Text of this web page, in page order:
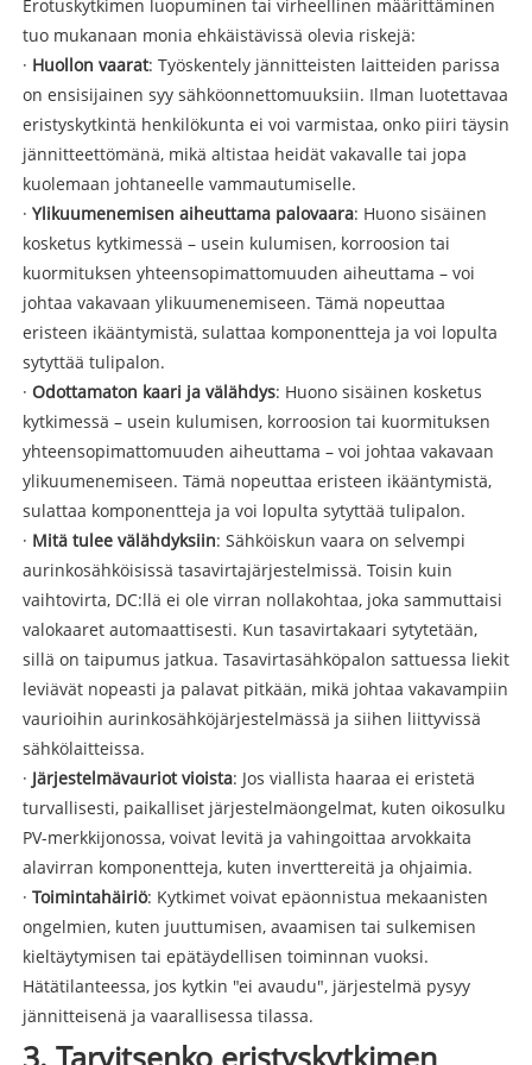
Erotuskytkimen luopuminen tai virheellinen määrittäminen
tuo mukanaan monia ehkäistävissä olevia riskejä:
· Huollon vaarat: Työskentely jännitteisten laitteiden parissa
on ensisijainen syy sähköonnettomuuksiin. Ilman luotettavaa
eristyskytkintä henkilökunta ei voi varmistaa, onko piiri täysin
jännitteettömänä, mikä altistaa heidät vakavalle tai jopa
kuolemaan johtaneelle vammautumiselle.
· Ylikuumenemisen aiheuttama palovaara: Huono sisäinen
kosketus kytkimessä – usein kulumisen, korroosion tai
kuormituksen yhteensopimattomuuden aiheuttama – voi
johtaa vakavaan ylikuumenemiseen. Tämä nopeuttaa
eristeen ikääntymistä, sulattaa komponentteja ja voi lopulta
sytyttää tulipalon.
· Odottamaton kaari ja välähdys: Huono sisäinen kosketus
kytkimessä – usein kulumisen, korroosion tai kuormituksen
yhteensopimattomuuden aiheuttama – voi johtaa vakavaan
ylikuumenemiseen. Tämä nopeuttaa eristeen ikääntymistä,
sulattaa komponentteja ja voi lopulta sytyttää tulipalon.
· Mitä tulee välähdyksiin: Sähköiskun vaara on selvempi
aurinkosähköisissä tasavirtajärjestelmissä. Toisin kuin
vaihtovirta, DC:llä ei ole virran nollakohtaa, joka sammuttaisi
valokaaret automaattisesti. Kun tasavirtakaari sytytetään,
sillä on taipumus jatkua. Tasavirtasähköpalon sattuessa liekit
leviävät nopeasti ja palavat pitkään, mikä johtaa vakavampiin
vaurioihin aurinkosähköjärjestelmässä ja siihen liittyvissä
sähkölaitteissa.
· Järjestelmävauriot vioista: Jos viallista haaraa ei eristetä
turvallisesti, paikalliset järjestelmäongelmat, kuten oikosulku
PV-merkkijonossa, voivat levitä ja vahingoittaa arvokkaita
alavirran komponentteja, kuten inverttereitä ja ohjaimia.
· Toimintahäiriö: Kytkimet voivat epäonnistua mekaanisten
ongelmien, kuten juuttumisen, avaamisen tai sulkemisen
kieltäytymisen tai epätäydellisen toiminnan vuoksi.
Hätätilanteessa, jos kytkin "ei avaudu", järjestelmä pysyy
jännitteisenä ja vaarallisessa tilassa.
3. Tarvitsenko eristyskytkimen